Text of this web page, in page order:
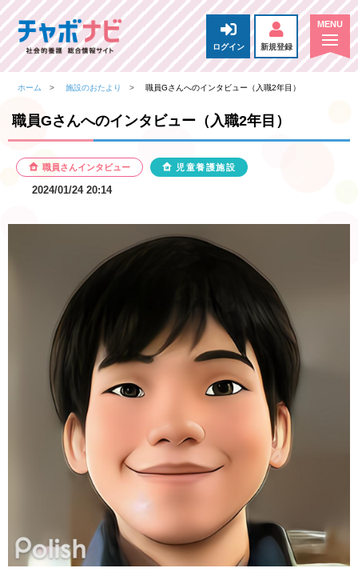
ログイン 新規登録
ホーム 施設のおたより 職員Gさんへのインタビュー（入職2年目）
職員Gさんへのインタビュー（入職2年目）
職員さんインタビュー 児童養護施設
2024/01/24 20:14